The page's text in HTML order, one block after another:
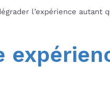
l’expérience autant